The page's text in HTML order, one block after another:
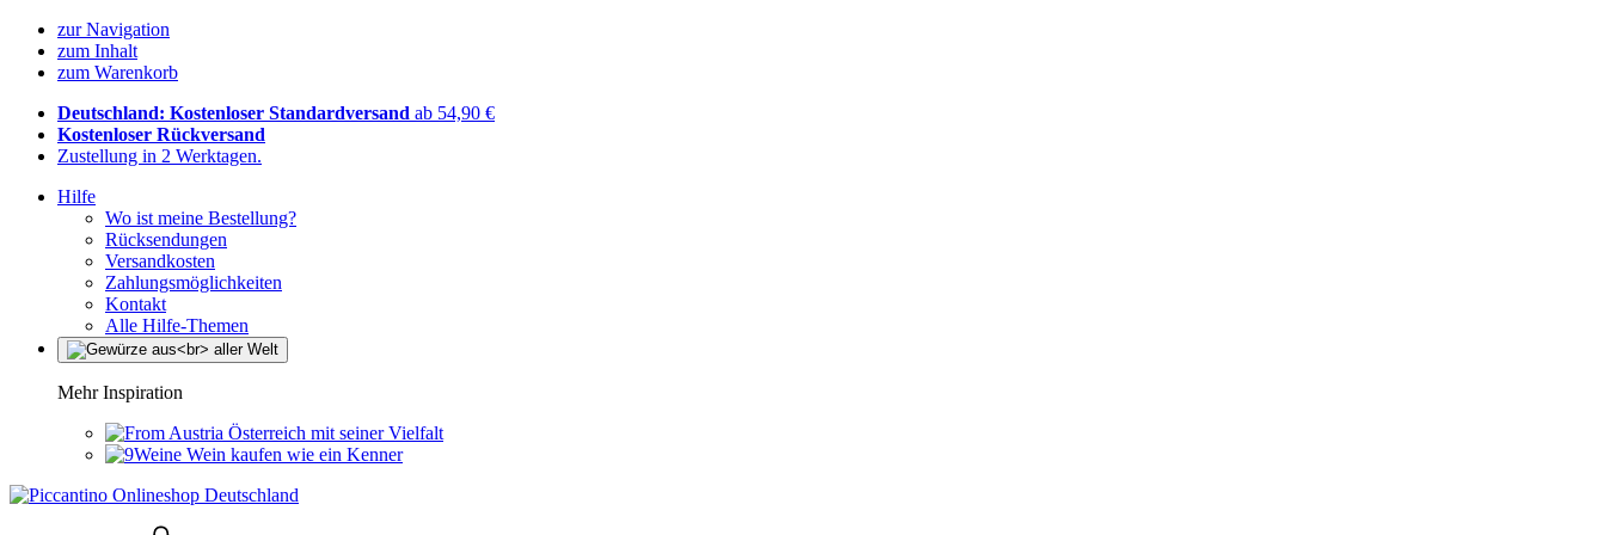
zur Navigation
zum Inhalt
zum Warenkorb
Deutschland: Kostenloser Standardversand ab 54,90 €
Kostenloser Rückversand
Zustellung in 2 Werktagen.
Hilfe
Wo ist meine Bestellung?
Rücksendungen
Versandkosten
Zahlungsmöglichkeiten
Kontakt
Alle Hilfe-Themen
Mehr Inspiration
Österreich mit seiner Vielfalt
Wein kaufen wie ein Kenner